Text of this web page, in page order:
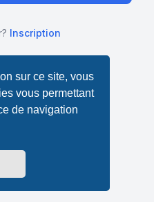
sur ce site, vous
vous permettant
de navigation
Inscription